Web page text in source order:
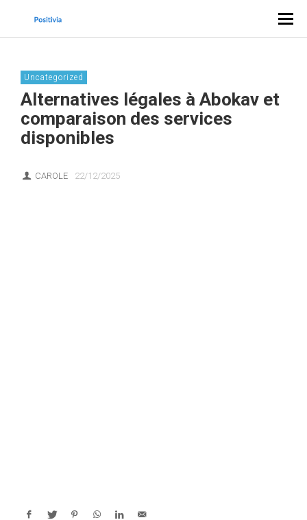
Uncategorized
Alternatives légales à Abokav et
comparaison des services
disponibles
CAROLE 22/12/2025